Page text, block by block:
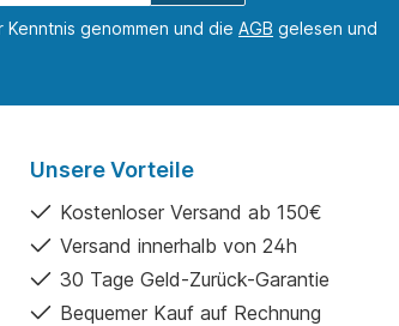
Kenntnis genommen und die AGB gelesen und
Unsere Vorteile
Kostenloser Versand ab 150€
Versand innerhalb von 24h
30 Tage Geld-Zurück-Garantie
Bequemer Kauf auf Rechnung